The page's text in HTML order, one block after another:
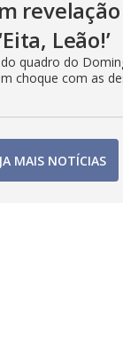
Leão!’
quadro do
choque com as
MAIS NOTÍCIAS